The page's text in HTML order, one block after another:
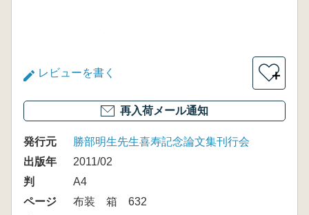
レビューを書く ＋
再入荷メール通知
発行元
勝部明生先生喜寿記念論文集刊行会
出版年
2011/02
判
A4
ページ
布装 箱 632